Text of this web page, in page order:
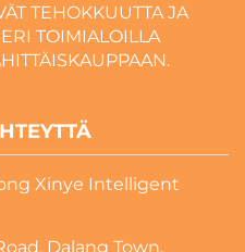
TEHOKKUUTTA JA
TOIMIALOILLA
Xinye Intelligent
Dalang Town,